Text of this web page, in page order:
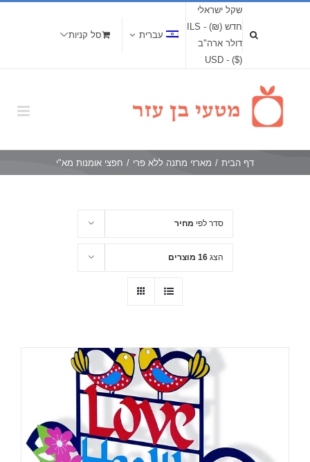
שקל ישראלי
חדש (₪) - ILS
דולר ארה"ב
($) - USD
עברית סל קניות
דף הבית / מארזי מתנה ללא פרי / חפצי אומנות מא"י
סדר לפי מחיר
הצג16 מוצרים